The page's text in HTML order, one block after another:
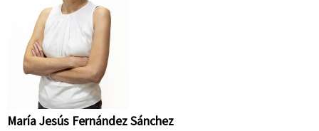
María Jesús Fernández Sánchez